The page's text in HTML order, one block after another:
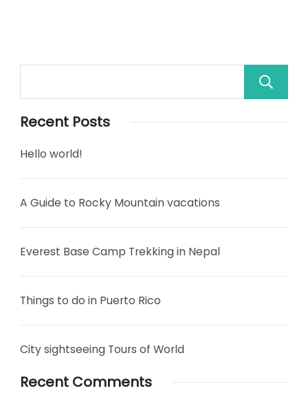
Recent Posts
Hello world!
A Guide to Rocky Mountain vacations
Everest Base Camp Trekking in Nepal
Things to do in Puerto Rico
City sightseeing Tours of World
Recent Comments